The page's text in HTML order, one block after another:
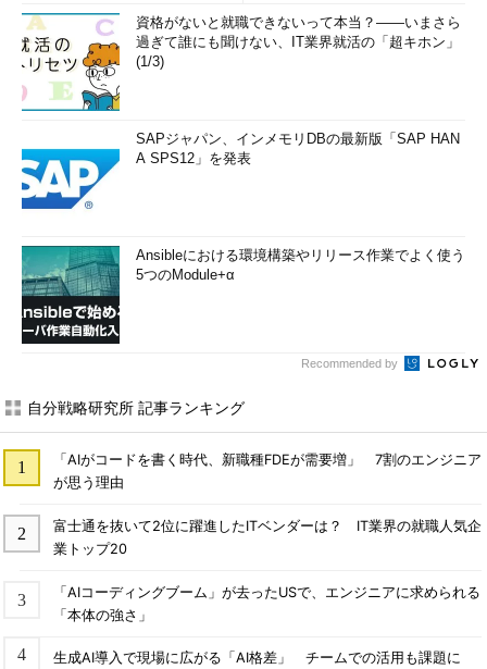
資格がないと就職できないって本当？――いまさら
過ぎて誰にも聞けない、IT業界就活の「超キホン」
(1/3)
SAPジャパン、インメモリDBの最新版「SAP HAN
A SPS12」を発表
Ansibleにおける環境構築やリリース作業でよく使う
5つのModule+α
Recommended by
自分戦略研究所 記事ランキング
「AIがコードを書く時代、新職種FDEが需要増」 7割のエンジニア
が思う理由
富士通を抜いて2位に躍進したITベンダーは？ IT業界の就職人気企
業トップ20
「AIコーディングブーム」が去ったUSで、エンジニアに求められる
「本体の強さ」
生成AI導入で現場に広がる「AI格差」 チームでの活用も課題に